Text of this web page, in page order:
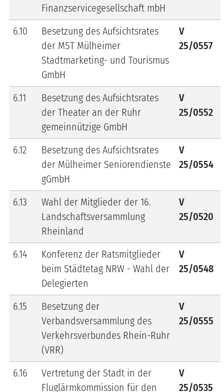
Finanzservicegesellschaft mbH
6.10
Besetzung des Aufsichtsrates
der MST Mülheimer
Stadtmarketing- und Tourismus
GmbH
V
25/0557
6.11
Besetzung des Aufsichtsrates
der Theater an der Ruhr
gemeinnützige GmbH
V
25/0552
6.12
Besetzung des Aufsichtsrates
der Mülheimer Seniorendienste
gGmbH
V
25/0554
6.13
Wahl der Mitglieder der 16.
Landschaftsversammlung
Rheinland
V
25/0520
6.14
Konferenz der Ratsmitglieder
beim Städtetag NRW - Wahl der
Delegierten
V
25/0548
6.15
Besetzung der
Verbandsversammlung des
Verkehrsverbundes Rhein-Ruhr
(VRR)
V
25/0555
6.16
Vertretung der Stadt in der
Fluglärmkommission für den
V
25/0535